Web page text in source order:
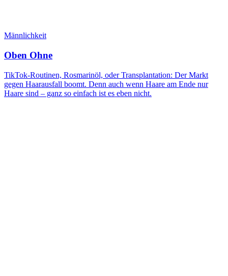
Männlichkeit
Oben Ohne
TikTok-Routinen, Rosmarinöl, oder Transplantation: Der Markt
gegen Haarausfall boomt. Denn auch wenn Haare am Ende nur
Haare sind – ganz so einfach ist es eben nicht.